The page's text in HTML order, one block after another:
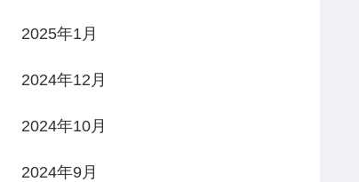
2025年1月
2024年12月
2024年10月
2024年9月